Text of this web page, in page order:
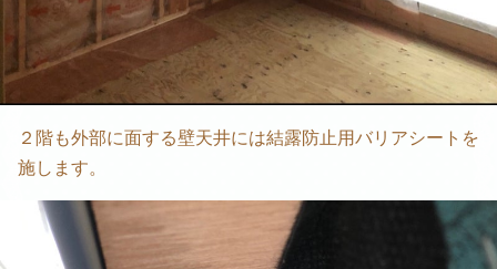
２階も外部に面する壁天井には結露防止用バリアシートを
施します。